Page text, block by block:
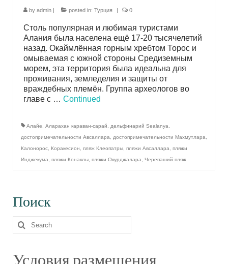
by admin | posted in: Турция | 0
Столь популярная и любимая туристами
Алания была населена ещё 17-20 тысячелетий
назад. Окаймлённая горным хребтом Торос и
омываемая с южной стороны Средиземным
морем, эта территория была идеальна для
проживания, земледелия и защиты от
враждебных племён. Группа археологов во
главе с … Continued
Алайе Аларахан караван-сарай дельфинарий Sealanya
достопримечательности Авсаллара
достопримечательности Махмутлара
Калонорос Коракесион пляж Клеопатры пляжи Авсаллара
пляжи
Инджекума
пляжи Конаклы пляжи Окурджалара Черепаший пляж
Поиск
Search
for:
Условия размещения